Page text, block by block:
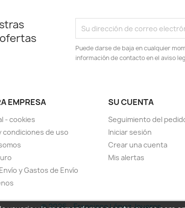
Puede darse de baja en cualquier
información de contacto en el aviso
EMPRESA
- cookies
condiciones de uso
y Gastos de Envío
SU CUENTA
Seguimiento del
Iniciar sesión
Crear una cuenta
Mis alertas